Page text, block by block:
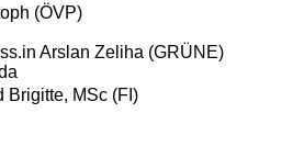
(ÖVP)
Arslan Zeliha (GRÜNE)
MSc (FI)